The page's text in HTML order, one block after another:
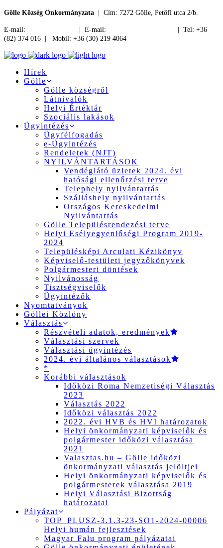
Gölle Község Önkormányzata | Cím: 7272 Gölle, Petőfi utca 2/b.
E-mail: | E-mail:
| Tel: +36
(82) 374 016 | Mobil: +36 (30) 219 4064
Hírek
Gölle
Gölle községről
Látnivalók
Helyi Értéktár
Szociális lakások
Ügyintézés
Ügyfélfogadás
e-Ügyintézés
Rendeletek (NJT)
NYILVÁNTARTÁSOK
Vendéglátó üzletek 2024. évi
hatósági ellenőrzési terve
Telephely nyilvántartás
Szálláshely nyilvántartás
Országos Kereskedelmi
Nyilvántartás
Gölle Településrendezési terve
Helyi Esélyegyenlőségi Program 2019-
2024
Településképi Arculati Kézikönyv
Képviselő-testületi jegyzőkönyvek
Polgármesteri döntések
Nyilvánosság
Tisztségviselők
Ügyintézők
Nyomtatványok
Göllei Közlöny
Választás
Részvételi adatok, eredmények
Választási szervek
Választási ügyintézés
2024. évi általános választások
*
Korábbi választások
Időközi Roma Nemzetiségi Választás
2023
Választás 2022
Időközi választás 2022
2022. évi HVB és HVI határozatok
Helyi önkormányzati képviselők és
polgármester időközi választása
2021
Valasztas.hu – Gölle időközi
önkormányzati választás jelöltjei
Helyi önkormányzati képviselők és
polgármesterek választása 2019
Helyi Választási Bizottság
határozatai
Pályázat
TOP_PLUSZ-3.1.3-23-SO1-2024-00006
Helyi humán fejlesztések
Magyar Falu program pályázatai